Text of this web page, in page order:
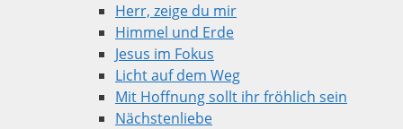
Herr, zeige du mir
Himmel und Erde
Jesus im Fokus
Licht auf dem Weg
Mit Hoffnung sollt ihr fröhlich sein
Nächstenliebe